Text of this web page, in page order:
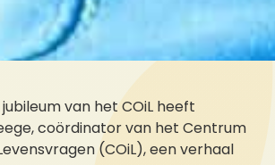
van het COiL heeft
coördinator van het Centrum
(COiL), een verhaal